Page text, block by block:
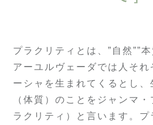
プラクリティとは、”自然””
アーユルヴェーダでは人それ
ーシャを生まれてくるとし
（体質）のことをジャンマ
ラクリティ）と言います。プ